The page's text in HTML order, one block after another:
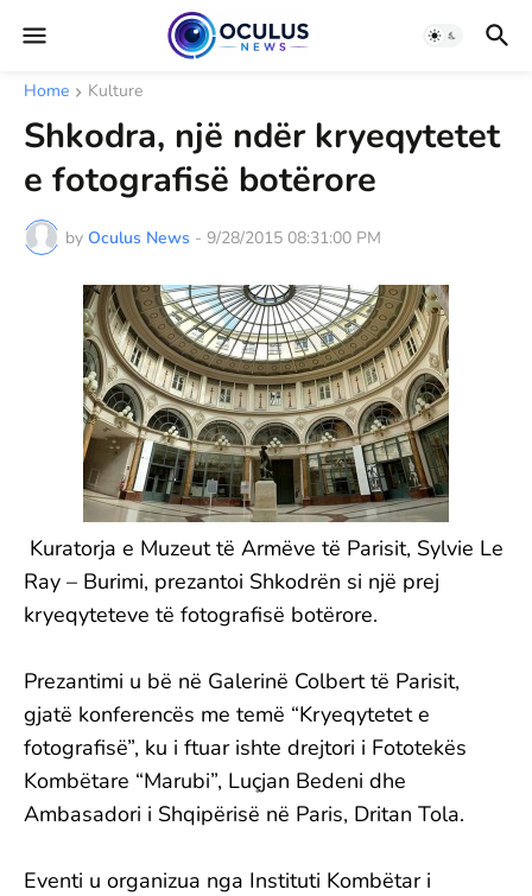
Home Kulture
Shkodra, një ndër kryeqytetet
e fotografisë botërore
by Oculus News - 9/28/2015 08:31:00 PM
Kuratorja e Muzeut të Armëve të Parisit, Sylvie Le
Ray – Burimi, prezantoi Shkodrën si një prej
kryeqyteteve të fotografisë botërore.
Prezantimi u bë në Galerinë Colbert të Parisit,
gjatë konferencës me temë “Kryeqytetet e
fotografisë”, ku i ftuar ishte drejtori i Fototekës
Kombëtare “Marubi”, Luçjan Bedeni dhe
Ambasadori i Shqipërisë në Paris, Dritan Tola.
Eventi u organizua nga Instituti Kombëtar i